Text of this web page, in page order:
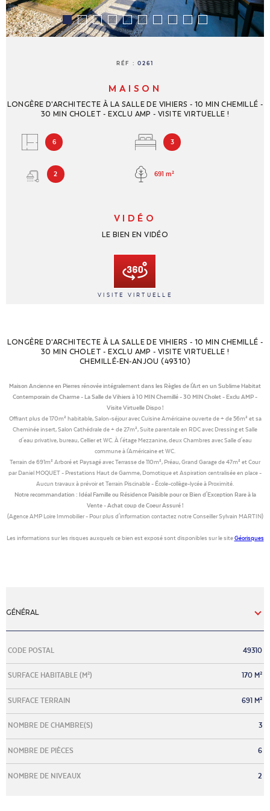
NOUS
RÉF :0261
MAISON
LONGÈRE D'ARCHITECTE À LA SALLE DE VIHIERS - 10 MIN CHEMILLÉ -
30 MIN CHOLET - EXCLU AMP - VISITE VIRTUELLE !
6 3
2 691 m²
VIDÉO
LE BIEN EN VIDÉO
VISITE VIRTUELLE
LONGÈRE D'ARCHITECTE À LA SALLE DE VIHIERS - 10 MIN CHEMILLÉ -
30 MIN CHOLET - EXCLU AMP - VISITE VIRTUELLE !
CHEMILLÉ-EN-ANJOU (49310)
Maison Ancienne en Pierres rénovée intégralement dans les Règles de l'Art en un Sublime Habitat
Contemporain de Charme - La Salle de Vihiers à 10 MIN Chemillé - 30 MIN Cholet - Exclu AMP -
Visite Virtuelle Dispo !
Offrant plus de 170m² habitable, Salon-séjour avec Cuisine Américaine ouverte de + de 56m² et sa
Cheminée insert, Salon Cathédrale de + de 27m², Suite parentale en RDC avec Dressing et Salle
d'eau privative, bureau, Cellier et WC. À l'étage Mezzanine, deux Chambres avec Salle d'eau
commune à l'Américaine et WC.
Terrain de 691m² Arboré et Paysagé avec Terrasse de 110m², Préau, Grand Garage de 47m² et Cour
par Daniel MOQUET - Prestations Haut de Gamme, Domotique et Aspiration centralisée en place -
Aucun travaux à prévoir et Terrain Piscinable - École-collège-lycée à Proximité.
Notre recommandation : Idéal Famille ou Résidence Paisible pour ce Bien d'Exception Rare à la
Vente - Achat coup de Coeur Assuré !
(Agence AMP Loire Immobilier - Pour plus d'information contactez notre Conseiller Sylvain MARTIN)
Les informations sur les risques auxquels ce bien est exposé sont disponibles sur le siteGéorisques
GÉNÉRAL
Caractérisque Valeurs
CODE POSTAL 49310
SURFACE HABITABLE (M²) 170 M²
SURFACE TERRAIN 691 M²
NOMBRE DE CHAMBRE(S) 3
NOMBRE DE PIÈCES 6
NOMBRE DE NIVEAUX 2